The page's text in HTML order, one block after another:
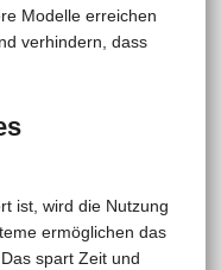
Modelle erreichen
verhindern, dass
ist, wird die Nutzung
ermöglichen das
spart Zeit und